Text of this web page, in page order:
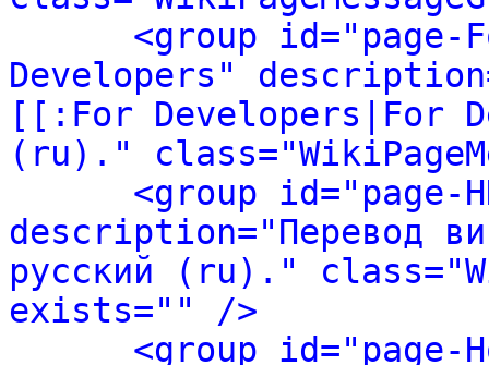
<group
Developers"
[[:For Developers|For
(ru)."
<group id="page-
description="Перевод
русский (ru)."
exists="" />
<group id="page-